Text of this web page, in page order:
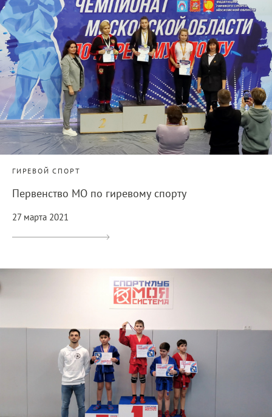
ГИРЕВОЙ СПОРТ
Первенство МО по гиревому спорту
27 марта 2021